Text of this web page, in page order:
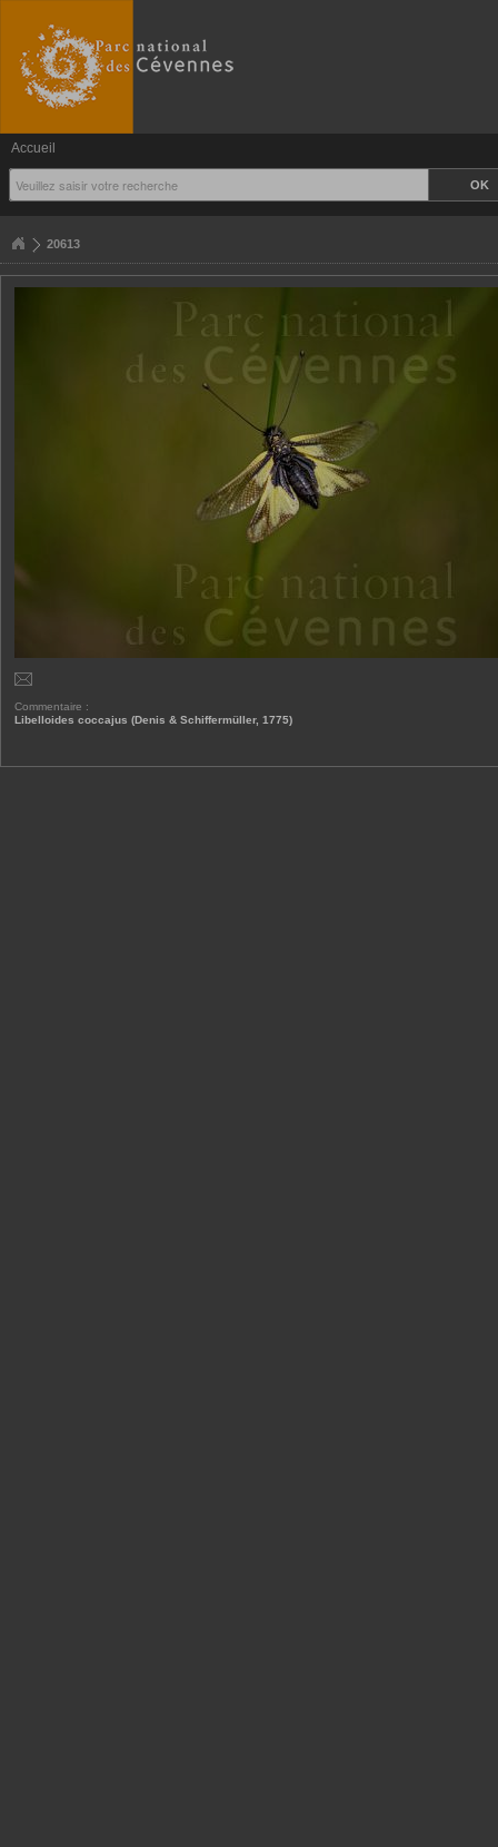
Accueil
20613
Commentaire :
Libelloides coccajus (Denis & Schiffermüller, 1775)